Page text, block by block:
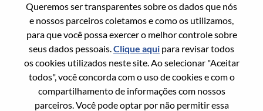
Queremos ser transparentes sobre os dados que nós
e nossos parceiros coletamos e como os utilizamos,
para que você possa exercer o melhor controle sobre
seus dados pessoais.Clique aqui para revisar todos
os cookies utilizados neste site. Ao selecionar "Aceitar
todos", você concorda com o uso de cookies e com o
compartilhamento de informações com nossos
parceiros. Você pode optar por não permitir essa
Enter the email address associated with your
account, then click "Continue".
Vamos enviar por email um link para você
redefinir sua senha.